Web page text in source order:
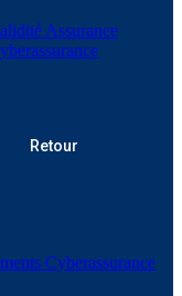
Assurance
Retour
Cyberassurance